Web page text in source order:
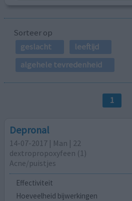
Sorteer op
geslacht
leeftijd
algehele tevredenheid
1
Depronal
14-07-2017 | Man | 22
dextropropoxyfeen (1)
Acne/puistjes
Effectiviteit
Hoeveelheid bijwerkingen